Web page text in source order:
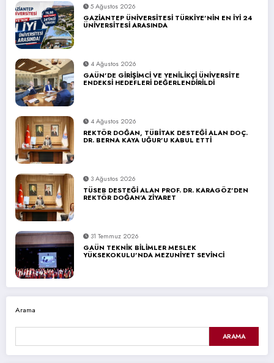
5 Ağustos 2026
GAZİANTEP ÜNİVERSİTESİ TÜRKİYE’NİN EN İYİ 24
ÜNİVERSİTESİ ARASINDA
4 Ağustos 2026
GAÜN’DE GİRİŞİMCİ VE YENİLİKÇİ ÜNİVERSİTE
ENDEKSİ HEDEFLERİ DEĞERLENDİRİLDİ
4 Ağustos 2026
REKTÖR DOĞAN, TÜBİTAK DESTEĞİ ALAN DOÇ.
DR. BERNA KAYA UĞUR’U KABUL ETTİ
3 Ağustos 2026
TÜSEB DESTEĞİ ALAN PROF. DR. KARAGÖZ’DEN
REKTÖR DOĞAN’A ZİYARET
31 Temmuz 2026
GAÜN TEKNİK BİLİMLER MESLEK
YÜKSEKOKULU’NDA MEZUNİYET SEVİNCİ
Arama
ARAMA